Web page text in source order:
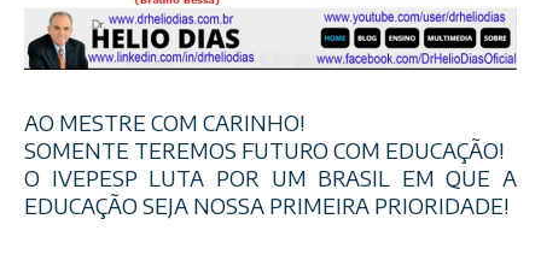
AO MESTRE COM CARINHO!
SOMENTE TEREMOS FUTURO COM EDUCAÇÃO!
O IVEPESP LUTA POR UM BRASIL EM QUE A
EDUCAÇÃO SEJA NOSSA PRIMEIRA PRIORIDADE!